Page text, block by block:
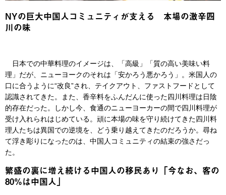
NYの巨大中国人コミュニティが支える 本場の激辛四
川の味
日本での中華料理のイメージは、「高級」「質の高い美味い料
理」だが、ニューヨークのそれは「安かろう悪かろう」。米国人の
口に合うように“改良”され、テイクアウト、ファストフードとして
認識されてきた。また、香辛料をふんだんに使った四川料理は日陰
的存在だった。しかし今、食通のニューヨーカーの間で四川料理が
受け入れられはじめている。頑に本場の味を守り続けてきた四川料
理人たちは異国での逆境を、どう乗り越えてきたのだろうか。尋ね
て浮き彫りになったのは、中国人コミュニティの結束の強さだっ
た。
繁盛の裏に増え続ける中国人の移民あり「今なお、客の
80%は中国人」